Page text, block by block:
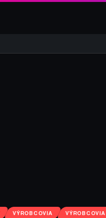
VÝROBCOVIA VÝROBCOVIA